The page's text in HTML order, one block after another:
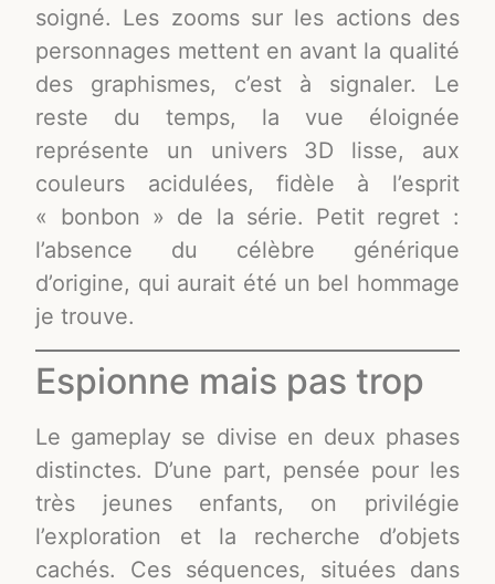
soigné. Les zooms sur les actions des
personnages mettent en avant la qualité
des graphismes, c’est à signaler. Le
reste du temps, la vue éloignée
représente un univers 3D lisse, aux
couleurs acidulées, fidèle à l’esprit
« bonbon » de la série. Petit regret :
l’absence du célèbre générique
d’origine, qui aurait été un bel hommage
je trouve.
Espionne mais pas trop
Le gameplay se divise en deux phases
distinctes. D’une part, pensée pour les
très jeunes enfants, on privilégie
l’exploration et la recherche d’objets
cachés. Ces séquences, situées dans